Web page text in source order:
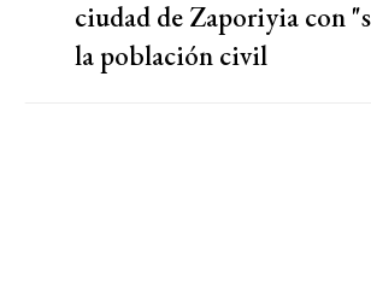
ciudad de Zaporiyia con
la población civil